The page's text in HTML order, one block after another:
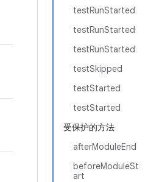
testRunStarted
testRunStarted
testRunStarted
testSkipped
testStarted
testStarted
受保护的方法
afterModuleEnd
beforeModuleSt
art